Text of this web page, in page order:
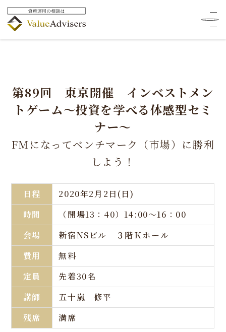
第89回 東京開催 インベストメン
トゲーム～投資を学べる体感型セミ
ナー～
FMになってベンチマーク（市場）に勝利
しよう！
日程
2020年2月2日(日)
時間
（開場13：40）14:00～16：00
会場
新宿NSビル ３階Ｋホール
費用
無料
定員
先着30名
講師
五十嵐 修平
残席
満席